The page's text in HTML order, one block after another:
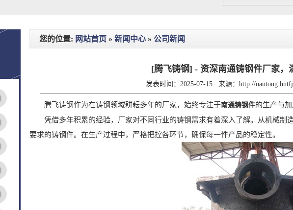
您的位置: 网站首页 » 新闻中心 » 公司新闻
[腾飞铸钢] - 资深南通铸钢件厂家，
发表时间：2025-07-15 来源： http://
腾飞铸钢作为在铸钢领域耕耘多年的厂家，始终专注于南通铸钢件的生产与加
凭借多年积累的经验，厂家对不同行业的铸钢需求有着深入了解。从机械制
要求的铸钢件。在生产过程中，严格把控各环节，确保每一件产品的稳定性。